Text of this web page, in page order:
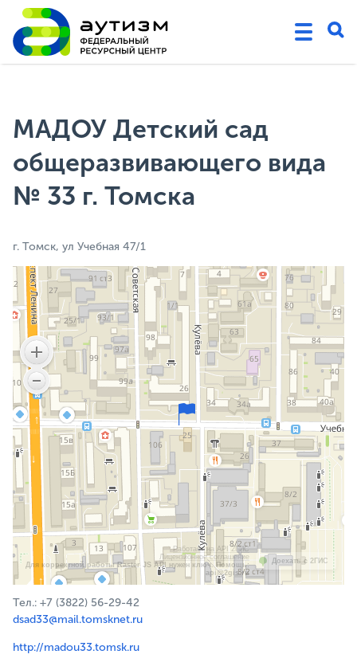
МАДОУ Детский сад
общеразвивающего вида
№ 33 г. Томска
г. Томск, ул Учебная 47/1
Работает на API 2ГИС
Лицензионное соглашение
Для корректной работы Raster JS API нужен ключ. Помощь:
api@2gis.ru
Доехать с 2ГИС
Тел.: +7 (3822) 56-29-42
dsad33@mail.tomsknet.ru
http://madou33.tomsk.ru